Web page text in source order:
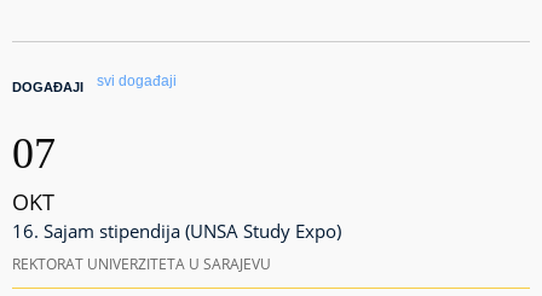
DOGAĐAJI svi događaji
07
OKT
16. Sajam stipendija (UNSA Study Expo)
REKTORAT UNIVERZITETA U SARAJEVU